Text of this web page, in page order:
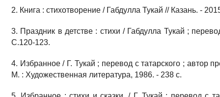
2. Книга : стихотворение / Габдулла Тукай // Казань. -
3. Праздник в детстве : стихи / Габдулла Тукай ;
С.120-123.
4. Избранное / Г. Тукай ; перевод с татарского ; автор
М. : Художественная литература, 1986. - 238 с.